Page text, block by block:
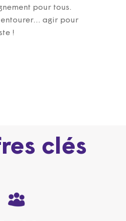
pour tous.
entourer… agir pour
!
clés